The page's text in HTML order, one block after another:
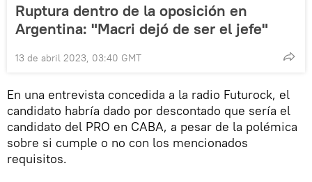
Ruptura dentro de la oposición en
Argentina: "Macri dejó de ser el jefe"
13 de abril 2023, 03:40 GMT
En una entrevista concedida a la radio Futurock, el
candidato habría dado por descontado que sería el
candidato del PRO en CABA, a pesar de la polémica
sobre si cumple o no con los mencionados
requisitos.